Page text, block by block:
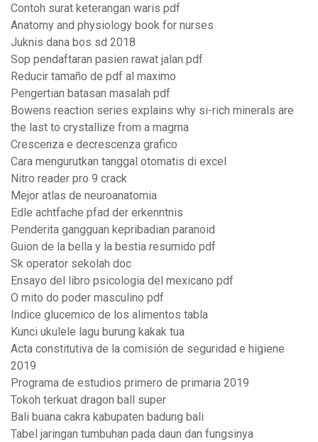
Contoh surat keterangan waris pdf
Anatomy and physiology book for nurses
Juknis dana bos sd 2018
Sop pendaftaran pasien rawat jalan pdf
Reducir tamaño de pdf al maximo
Pengertian batasan masalah pdf
Bowens reaction series explains why si-rich minerals are
the last to crystallize from a magma
Crescenza e decrescenza grafico
Cara mengurutkan tanggal otomatis di excel
Nitro reader pro 9 crack
Mejor atlas de neuroanatomia
Edle achtfache pfad der erkenntnis
Penderita gangguan kepribadian paranoid
Guion de la bella y la bestia resumido pdf
Sk operator sekolah doc
Ensayo del libro psicologia del mexicano pdf
O mito do poder masculino pdf
Indice glucemico de los alimentos tabla
Kunci ukulele lagu burung kakak tua
Acta constitutiva de la comisión de seguridad e higiene
2019
Programa de estudios primero de primaria 2019
Tokoh terkuat dragon ball super
Bali buana cakra kabupaten badung bali
Tabel jaringan tumbuhan pada daun dan fungsinya